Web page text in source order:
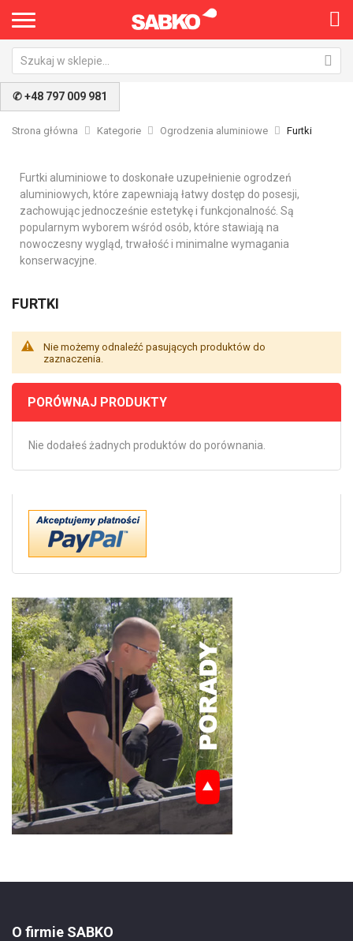
✆ +48 797 009 981
Strona główna Kategorie Ogrodzenia aluminiowe Furtki
Furtki aluminiowe to doskonałe uzupełnienie ogrodzeń
aluminiowych, które zapewniają łatwy dostęp do posesji,
zachowując jednocześnie estetykę i funkcjonalność. Są
popularnym wyborem wśród osób, które stawiają na
nowoczesny wygląd, trwałość i minimalne wymagania
konserwacyjne.
FURTKI
Nie możemy odnaleźć pasujących produktów do
zaznaczenia.
PORÓWNAJ PRODUKTY
Nie dodałeś żadnych produktów do porównania.
O firmie SABKO